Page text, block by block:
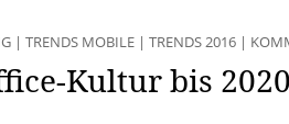
| TRENDS MOBILE | TRENDS 2016 |
Kultur bis